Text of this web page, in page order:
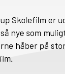
Skolefilm er
nye som
håber på